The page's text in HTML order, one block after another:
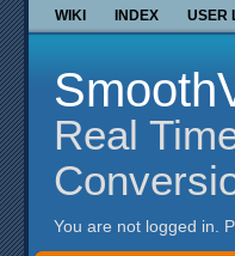
WIKI INDEX USER
Real
You are not logged in.